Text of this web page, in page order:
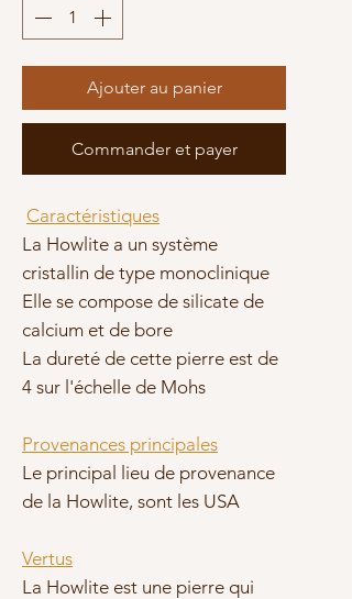
Ajouter au panier
Commander et payer
Caractéristiques
La Howlite a un système
cristallin de type monoclinique
Elle se compose de silicate de
calcium et de bore
La dureté de cette pierre est de
4 sur l'échelle de Mohs
Provenances principales
Le principal lieu de provenance
de la Howlite, sont les USA
Vertus
La Howlite est une pierre qui